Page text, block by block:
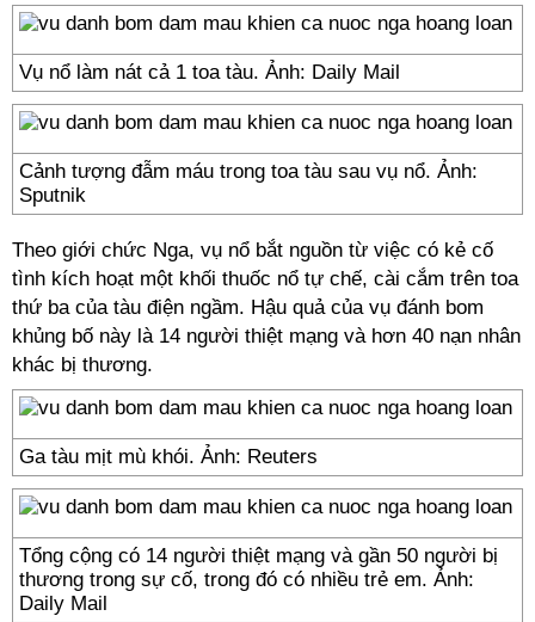
Vụ nổ làm nát cả 1 toa tàu. Ảnh: Daily Mail
Cảnh tượng đẫm máu trong toa tàu sau vụ nổ. Ảnh:
Sputnik
Theo giới chức Nga, vụ nổ bắt nguồn từ việc có kẻ cố
tình kích hoạt một khối thuốc nổ tự chế, cài cắm trên toa
thứ ba của tàu điện ngầm. Hậu quả của vụ đánh bom
khủng bố này là 14 người thiệt mạng và hơn 40 nạn nhân
khác bị thương.
Ga tàu mịt mù khói. Ảnh: Reuters
Tổng cộng có 14 người thiệt mạng và gần 50 người bị
thương trong sự cố, trong đó có nhiều trẻ em. Ảnh:
Daily Mail